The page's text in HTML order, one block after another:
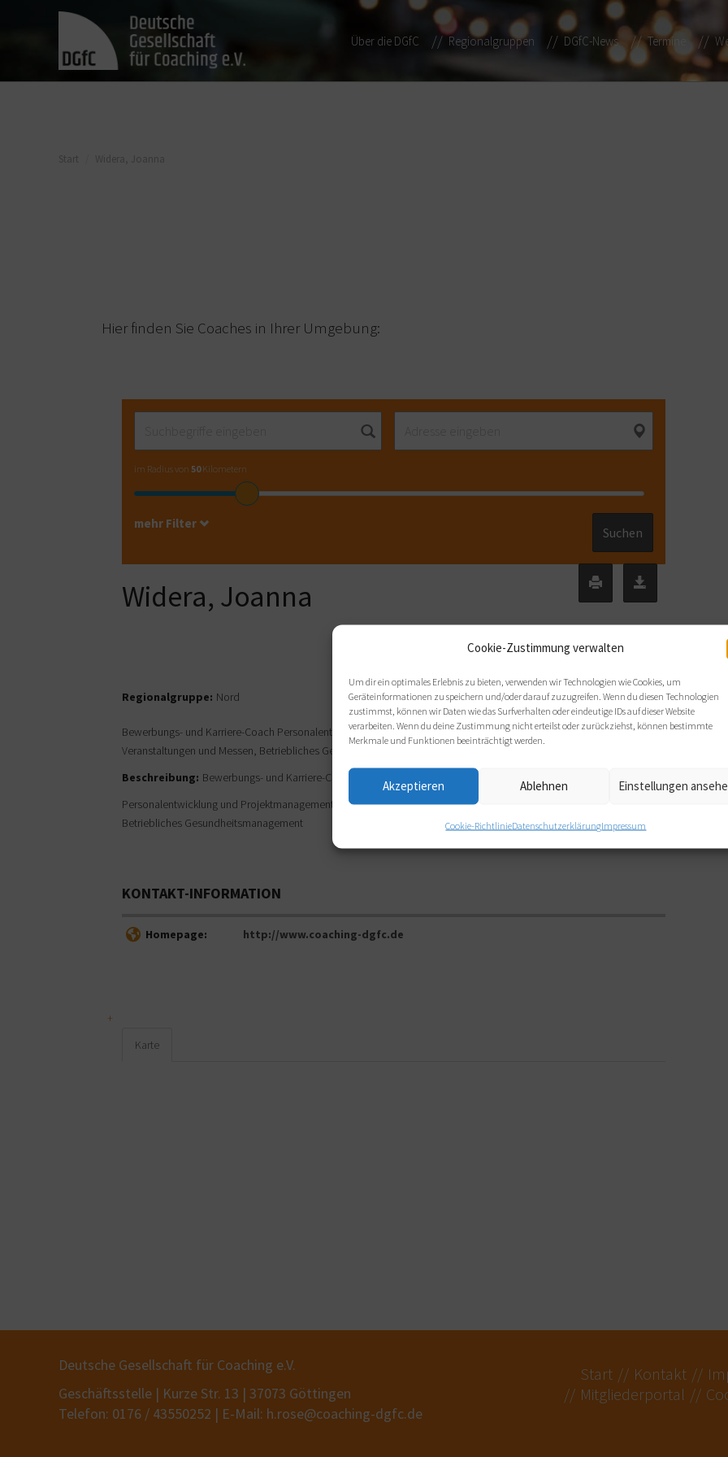
Cookie-Zustimmung verwalten
Um dir ein optimales Erlebnis zu bieten, verwenden wir Technologien wie Cookies, um
Geräteinformationen zu speichern und/oder darauf zuzugreifen. Wenn du diesen Technologien
zustimmst, können wir Daten wie das Surfverhalten oder eindeutige IDs auf dieser Website
verarbeiten. Wenn du deine Zustimmung nicht erteilst oder zurückziehst, können bestimmte
Merkmale und Funktionen beeinträchtigt werden.
Akzeptieren Ablehnen Einstellungen
Cookie-RichtlinieDatenschutzerklärungImpressum
Über die DGfC Regionalgruppen DGfC-News Termine
Hier finden Sie Coaches in Ihrer Umgebung:
im Radius von 50Kilometern
Suchen
mehr Filter
Widera, Joanna
Regionalgruppe: Nord
Bewerbungs- und Karriere-Coach Personalentwicklung und Projektmanagement, Marketing, Kommunikation,
Veranstaltungen und Messen, Betriebliches Gesundheitsmanagement
Beschreibung: Bewerbungs- und Karriere-Coach
Personalentwicklung und Projektmanagement, Marketing, Kommunikation, Veranstaltungen und Messen,
Betriebliches Gesundheitsmanagement
KONTAKT-INFORMATION
Homepage: http://www.coaching-dgfc.de
Karte
Deutsche Gesellschaft für Coaching e.V.
Geschäftsstelle | Kurze Str. 13 | 37073 Göttingen
Telefon: 0176 / 43550252 | E-Mail: h.rose@coaching-dgfc.de
Start Kontakt
Mitgliederportal